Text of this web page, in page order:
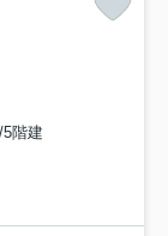
階建